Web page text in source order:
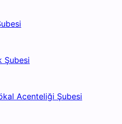
Şubesi
Acenteliği Şubesi